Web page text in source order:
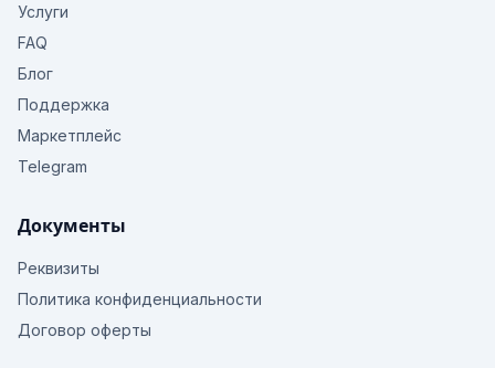
Услуги
FAQ
Блог
Поддержка
Маркетплейс
Telegram
Документы
Реквизиты
Политика конфиденциальности
Договор оферты